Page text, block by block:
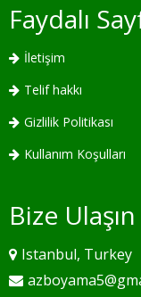
Faydalı
İletişim
Telif hakkı
Gizlilik Politikası
Kullanım Koşulları
Bize Ulaşın
Istanbul, Turkey